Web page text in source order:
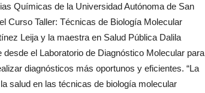
Químicas de la Universidad Autónoma de San
Curso Taller: Técnicas de Biología Molecular
Leija y la maestra en Salud Pública Dalila
el Laboratorio de Diagnóstico Molecular para
diagnósticos más oportunos y eficientes. “La
salud en las técnicas de biología molecular